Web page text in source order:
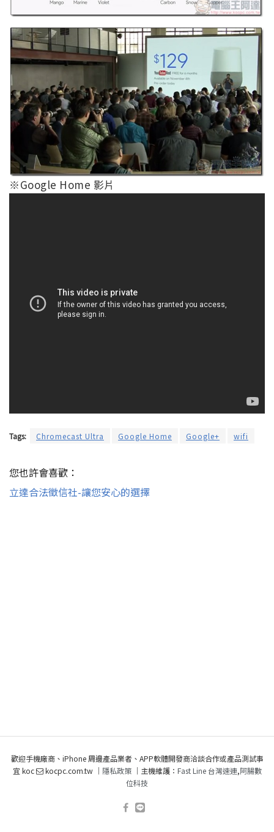
※Google Home 影片
Tags: Chromecast Ultra Google Home Google+ wifi
您也許會喜歡：
立達合法徵信社-讓您安心的選擇
歡迎手機廠商、iPhone 周邊產品業者、APP軟體開發商洽談合作或產品測試事
宜 koc
kocpc.com.tw ｜ 隱私政策｜主機維護： Fast Line 台灣速連,阿腸數
位科技